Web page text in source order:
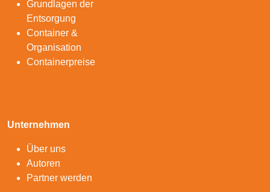
Grundlagen der
Entsorgung
Container &
Organisation
Containerpreise
Unternehmen
Über uns
Autoren
Partner werden